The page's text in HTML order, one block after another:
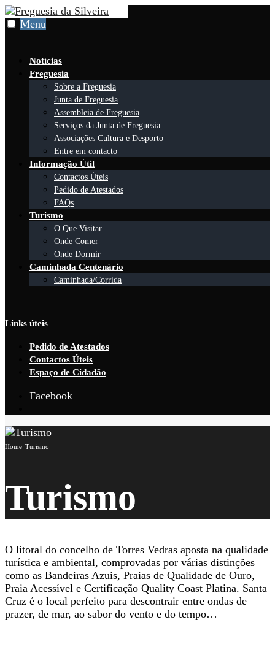
Skip
to Menu
Notícias
Freguesia
Sobre a Freguesia
Junta de Freguesia
Assembleia de Freguesia
Serviços da Junta de Freguesia
Associações Cultura e Desporto
Entre em contacto
Informação Útil
Contactos Úteis
Pedido de Atestados
FAQs
Turismo
O Que Visitar
Onde Comer
Onde Dormir
Caminhada Centenário
Caminhada/Corrida
Links úteis
Pedido de Atestados
Contactos Úteis
Espaço de Cidadão
Facebook
Window
Home Turismo
Turismo
O litoral do concelho de Torres Vedras aposta na qualidade
turística e ambiental, comprovadas por várias distinções
como as Bandeiras Azuis, Praias de Qualidade de Ouro,
Praia Acessível e Certificação Quality Coast Platina. Santa
Cruz é o local perfeito para descontrair entre ondas de
prazer, de mar, ao sabor do vento e do tempo…